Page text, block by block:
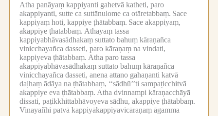
Atha panāyaṃ kappiyanti gahetvā katheti, paro
akappiyanti, sutte ca suttānulome ca otāretabbaṃ. Sace
kappiyaṃ hoti, kappiye ṭhātabbaṃ. Sace akappiyaṃ,
akappiye ṭhātabbaṃ. Athāyaṃ tassa
kappiyabhāvasādhakaṃ suttato bahuṃ kāraṇañca
vinicchayañca dasseti, paro kāraṇaṃ na vindati,
kappiyeva ṭhātabbaṃ. Atha paro tassa
akappiyabhāvasādhakaṃ suttato bahuṃ kāraṇañca
vinicchayañca dasseti, anena attano gahaṇanti katvā
daḷhaṃ ādāya na ṭhātabbaṃ, ‘‘sādhū’’ti sampaṭicchitvā
akappiye eva ṭhātabbaṃ. Atha dvinnampi kāraṇacchāyā
dissati, paṭikkhittabhāvoyeva sādhu, akappiye ṭhātabbaṃ.
Vinayañhi patvā kappiyākappiyavicāraṇaṃ āgamma